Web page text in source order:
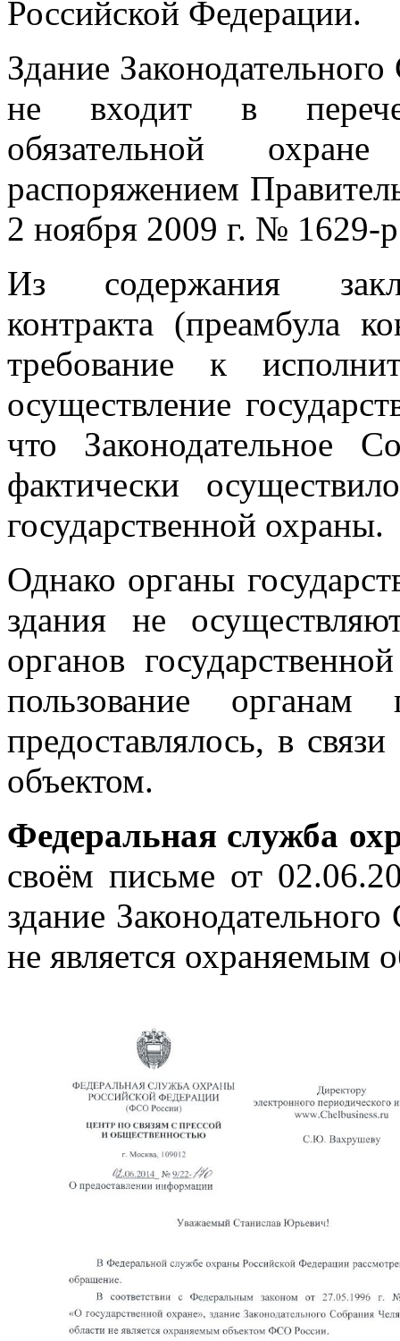
Российской Федерации.
Здание
не входит в
обязательной
распоряжением
2 ноября 2009 г. № 1629-
Из содержания
контракта (преамбула
требование к
осуществление
что Законодательное
фактически
государственной охраны.
Однако органы
здания не
органов
пользование органам
предоставлялось, в
объектом.
Федеральная служба
своём письме от
здание
не является охраняемым